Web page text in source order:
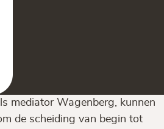
mediator Wagenberg, kunnen
de scheiding van begin tot